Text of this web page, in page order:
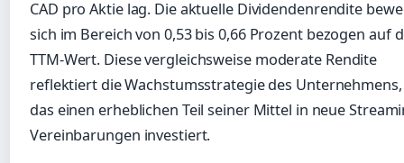
CAD pro Aktie lag. Die aktuelle Dividendenrendite
sich im Bereich von 0,53 bis 0,66 Prozent bezogen auf
TTM-Wert. Diese vergleichsweise moderate Rendite
reflektiert die Wachstumsstrategie des Unternehmens,
das einen erheblichen Teil seiner Mittel in neue
Vereinbarungen investiert.